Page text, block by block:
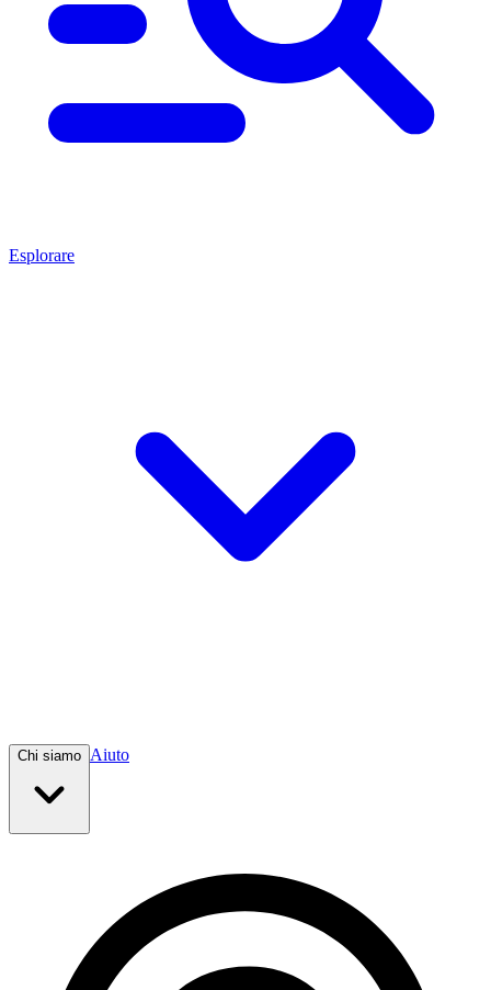
Esplorare
Chi siamo Aiuto